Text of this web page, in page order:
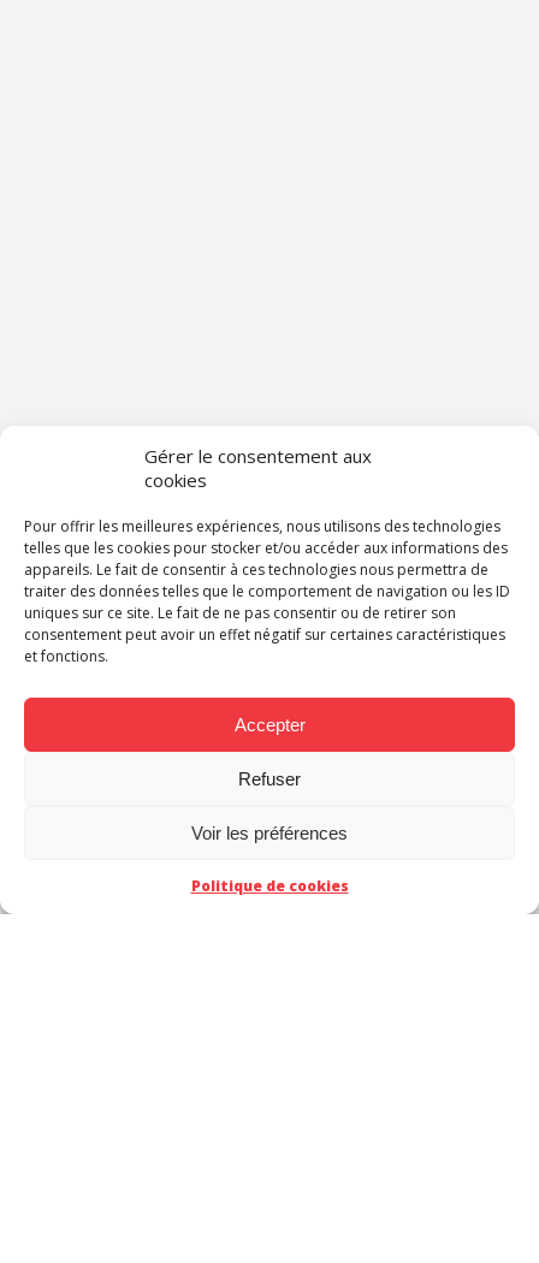
Gérer le consentement aux
cookies
Pour offrir les meilleures expériences, nous utilisons des technologies
telles que les cookies pour stocker et/ou accéder aux informations des
appareils. Le fait de consentir à ces technologies nous permettra de
traiter des données telles que le comportement de navigation ou les ID
uniques sur ce site. Le fait de ne pas consentir ou de retirer son
consentement peut avoir un effet négatif sur certaines caractéristiques
et fonctions.
Accepter
Refuser
Voir les préférences
Politique de cookies